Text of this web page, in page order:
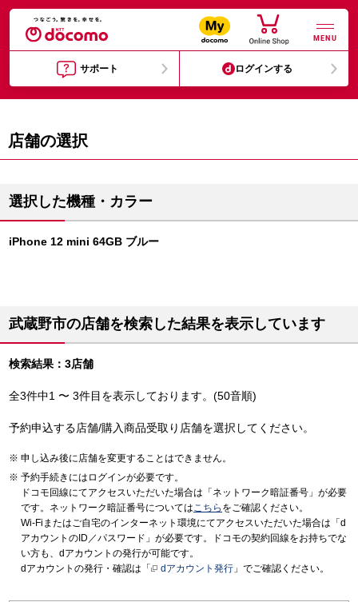
MENU
サポート ログインする
店舗の選択
選択した機種・カラー
iPhone 12 mini 64GB ブルー
武蔵野市の店舗を検索した結果を表示しています
検索結果：3店舗
全3件中1 〜 3件目を表示しております。(50音順)
予約申込する店舗/購入商品受取り店舗を選択してください。
申し込み後に店舗を変更することはできません。
予約手続きにはログインが必要です。
ドコモ回線にてアクセスいただいた場合は「ネットワーク暗証番号」が必要
です。ネットワーク暗証番号についてはこちら をご確認ください。
Wi-Fiまたはご自宅のインターネット環境にてアクセスいただいた場合は「d
アカウントのID／パスワード」が必要です。ドコモの契約回線をお持ちでな
い方も、dアカウントの発行が可能です。
dアカウントの発行・確認は「
dアカウント発行 」でご確認ください。